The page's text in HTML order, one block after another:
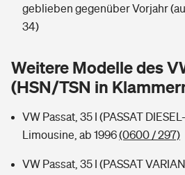
Tools
Hochwasser-Check: Wie gefährdet ist
Sie haben Fragen?
Handyversicherung
Private Cyberversicherung
Zur Übersicht
Wer versichert was: Jetzt Versicherer
Rentenrechner: Wie viel Geld
geblieben gegenüber Vorjahr
34)
Weitere Modelle des
(HSN/TSN in
VW Passat, 35 I (PASSAT
Limousine, ab 1996(0600 / 297)
VW Passat, 35 I (PASSAT